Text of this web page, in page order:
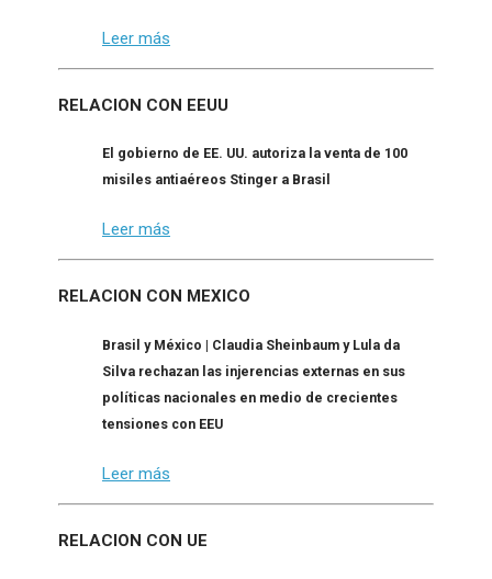
Leer más
RELACION CON EEUU
El gobierno de EE. UU. autoriza la venta de 100
misiles antiaéreos Stinger a Brasil
Leer más
RELACION CON MEXICO
Brasil y México | Claudia Sheinbaum y Lula da
Silva rechazan las injerencias externas en sus
políticas nacionales en medio de crecientes
tensiones con EEU
Leer más
RELACION CON UE